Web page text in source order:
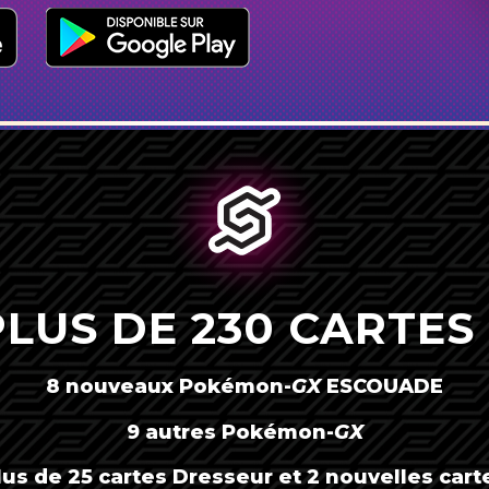
DE 230
8 nouveaux Pokémon-GXESCOUADE
9 autres Pokémon-GX
de 25 cartes Dresseur et 2 nouvelles
AMÉRICA LATINA
BRASIL